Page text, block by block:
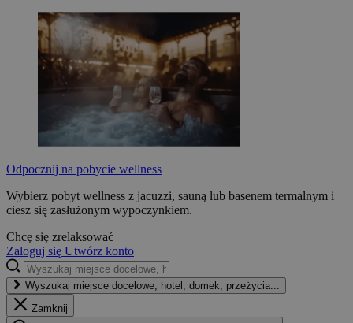
Odpocznij na pobycie wellness
Wybierz pobyt wellness z jacuzzi, sauną lub basenem termalnym i
ciesz się zasłużonym wypoczynkiem.
Chcę się zrelaksować
Zaloguj się Utwórz konto
Wyszukaj miejsce docelowe, hotel, domek, przeżycia...
Zamknij